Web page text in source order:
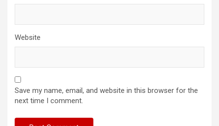
Website
Save my name, email, and website in this browser for the
next time I comment.